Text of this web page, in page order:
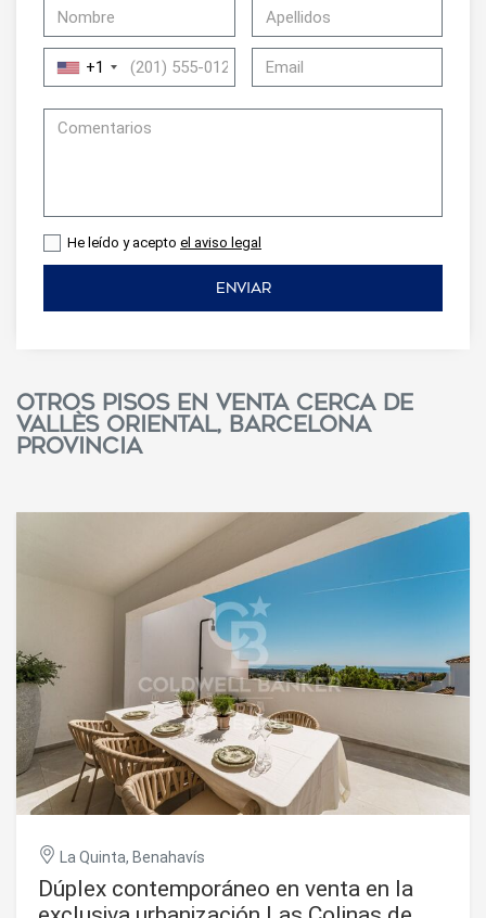
+1
He leído y acepto el aviso legal
ENVIAR
Otros pisos en venta cerca de
Vallès Oriental, Barcelona
provincia
La Quinta, Benahavís
Dúplex contemporáneo en venta en la